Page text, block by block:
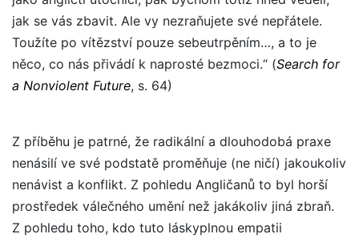
jak se vás zbavit. Ale vy nezraňujete své nepřátele.
Toužíte po vítězství pouze sebeutrpěním…, a to je
něco, co nás přivádí k naprosté bezmoci.“ (Search for
a Nonviolent Future, s. 64)
Z příběhu je patrné, že radikální a dlouhodobá praxe
nenásilí ve své podstatě proměňuje (ne ničí) jakoukoliv
nenávist a konflikt. Z pohledu Angličanů to byl horší
prostředek válečného umění než jakákoliv jiná zbraň.
Z pohledu toho, kdo tuto láskyplnou empatii